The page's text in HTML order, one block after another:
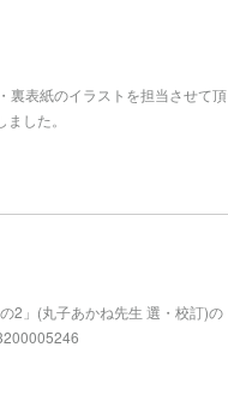
裏表紙のイラストを担当させて頂
した。
2」(丸子あかね先生 選・校訂)の